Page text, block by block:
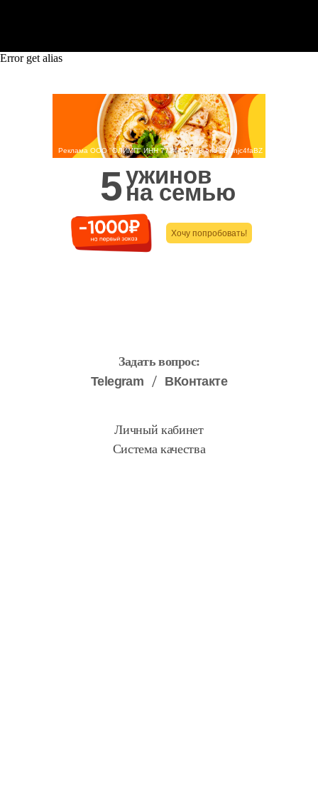
Error get alias
ужинов
на семью
5
Хочу попробовать!
Реклама ООО "ОЛИМП" ИНН 7724417578 erid 2SDnjc4faBZ
Задать вопрос:
Telegram
ВКонтакте
Личный кабинет
Система качества